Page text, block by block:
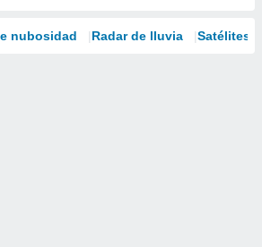
nubosidad Radar de lluvia Satélites